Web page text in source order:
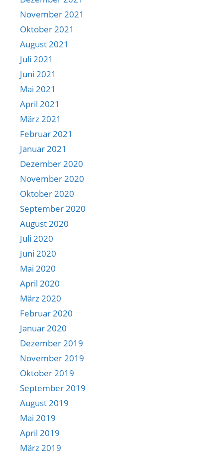
November 2021
Oktober 2021
August 2021
Juli 2021
Juni 2021
Mai 2021
April 2021
März 2021
Februar 2021
Januar 2021
Dezember 2020
November 2020
Oktober 2020
September 2020
August 2020
Juli 2020
Juni 2020
Mai 2020
April 2020
März 2020
Februar 2020
Januar 2020
Dezember 2019
November 2019
Oktober 2019
September 2019
August 2019
Mai 2019
April 2019
März 2019